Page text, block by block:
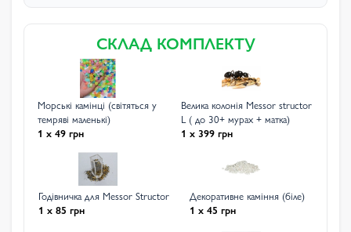
СКЛАД КОМПЛЕКТУ
Морські камінці (світяться у
темряві маленькі)
1 x 49 грн
Велика колонія Messor structor
L ( до 30+ мурах + матка)
1 x 399 грн
Годівничка для Messor Structor
1 x 85 грн
Декоративне каміння (біле)
1 x 45 грн